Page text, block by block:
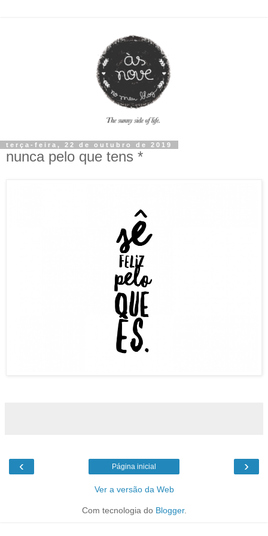
terça-feira, 22 de outubro de 2019
nunca pelo que tens *
‹ ›
Página inicial
Ver a versão da Web
Com tecnologia do Blogger.